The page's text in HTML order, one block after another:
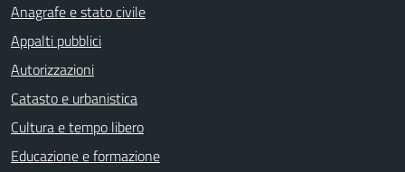
Anagrafe e stato civile
Appalti pubblici
Autorizzazioni
Catasto e urbanistica
Cultura e tempo libero
Educazione e formazione